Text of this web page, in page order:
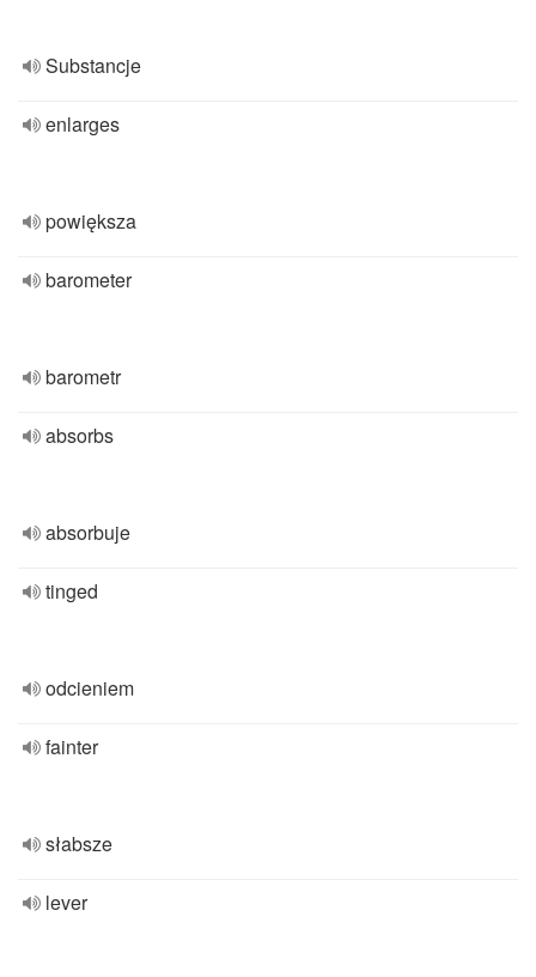
Substancje
enlarges
powiększa
barometer
barometr
absorbs
absorbuje
tinged
odcieniem
fainter
słabsze
lever